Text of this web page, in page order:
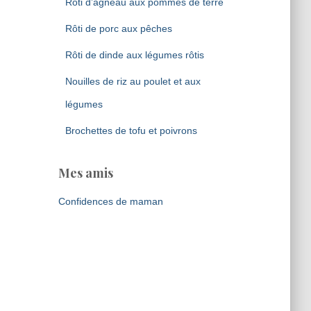
Rôti de porc aux pêches
Rôti de dinde aux légumes rôtis
Nouilles de riz au poulet et aux
légumes
Brochettes de tofu et poivrons
Mes amis
Confidences de maman